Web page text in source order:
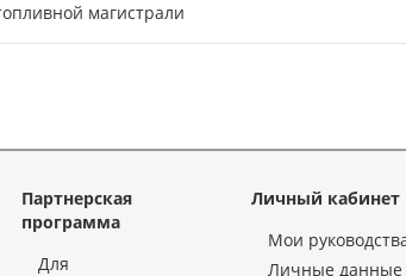
магистрали
Партнерская
программа
Для
Личный кабинет
Мои
Личные данные